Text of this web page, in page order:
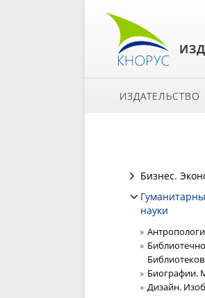
ИЗДАТЕЛЬСТВО
Бизнес.
науки
Биографии.
Дизайн.